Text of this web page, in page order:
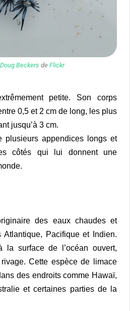
Doug Beckers de Flickr
petite. Son corps
0,5 et 2 cm de long, les plus
jusqu’à 3 cm.
plusieurs appendices longs et
côtés qui lui donnent une
des eaux chaudes et
Atlantique, Pacifique et Indien.
la surface de l’océan ouvert,
Cette espèce de limace
des endroits comme Hawaï,
et certaines parties de la